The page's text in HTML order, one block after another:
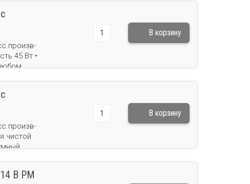
45 Вт •
чистой
B PM